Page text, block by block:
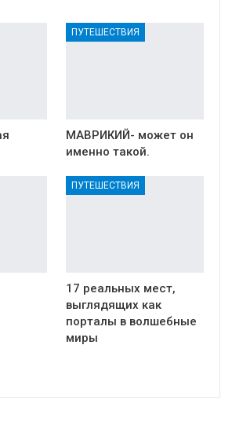
ПУТЕШЕСТВИЯ
МАВРИКИЙ- может он
именно такой.
ПУТЕШЕСТВИЯ
17 реальных мест,
выглядящих как
порталы в волшебные
миры